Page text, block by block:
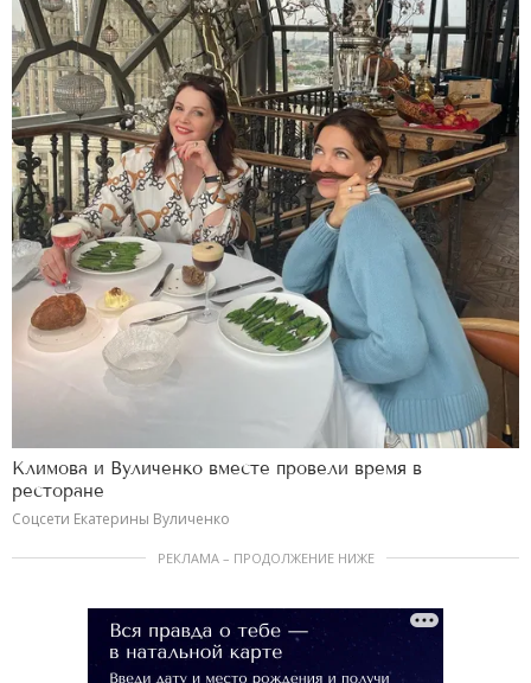
Климова и Вуличенко вместе провели время в
ресторане
Соцсети Екатерины Вуличенко
РЕКЛАМА – ПРОДОЛЖЕНИЕ НИЖЕ